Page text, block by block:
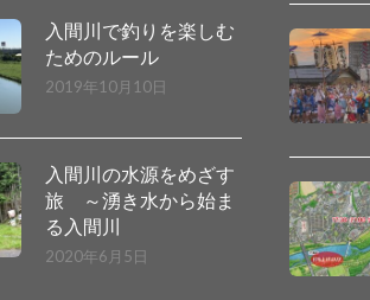
入間川で釣りを楽しむ
ためのルール
2019年10月10日
入間川の水源をめざす
旅 ～湧き水から始ま
る入間川
2020年6月5日